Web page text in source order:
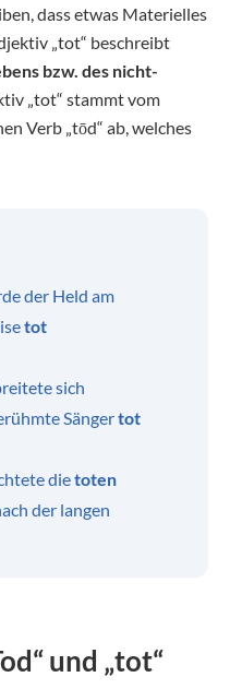
dass etwas Materielles
„tot“ beschreibt
bzw. des nicht-
„tot“ stammt vom
Verb „tōd“ ab, welches
der Held am
tot
sich
Sängertot
dietoten
der langen
und „tot“